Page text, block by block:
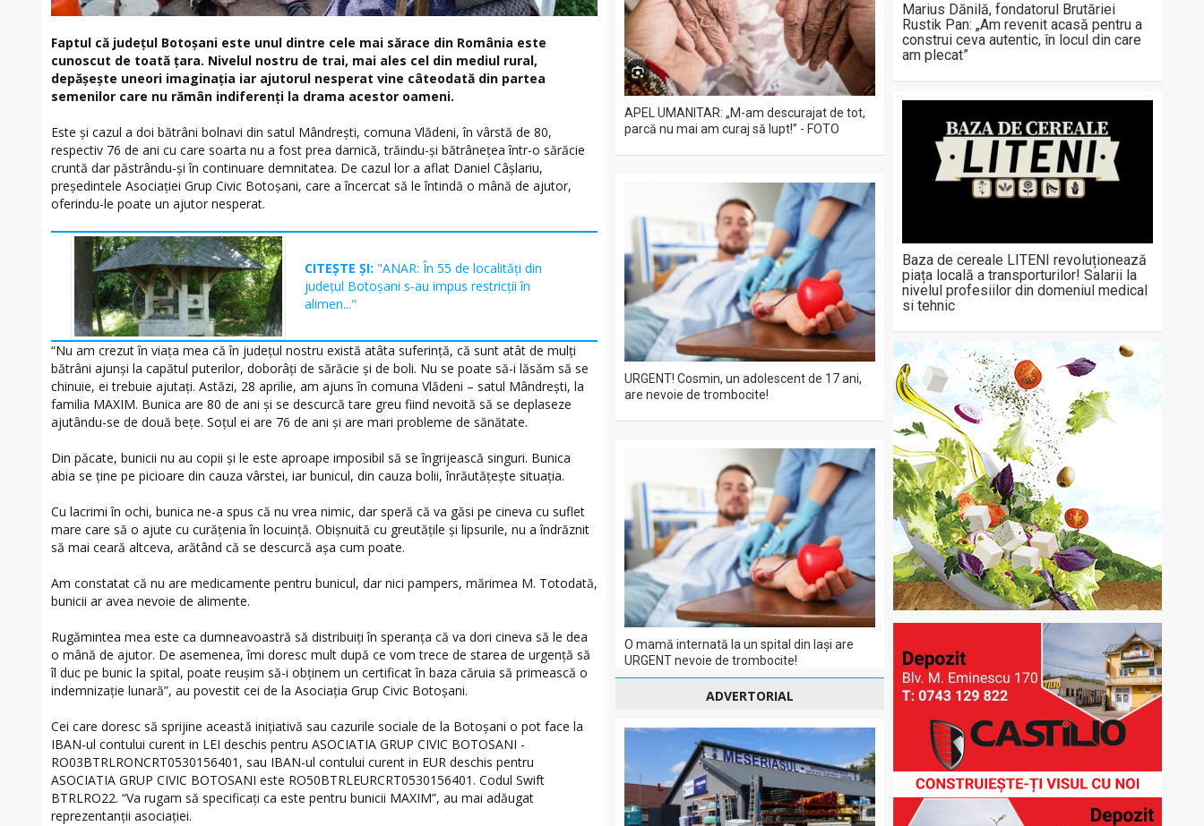
Faptul că județul Botoșani este unul dintre cele mai sărace din România este
cunoscut de toată țara. Nivelul nostru de trai, mai ales cel din mediul rural,
depășește uneori imaginația iar ajutorul nesperat vine câteodată din partea
semenilor care nu rămân indiferenți la drama acestor oameni.
Este și cazul a doi bătrâni bolnavi din satul Mândrești, comuna Vlădeni, în vârstă de 80,
respectiv 76 de ani cu care soarta nu a fost prea darnică, trăindu-și bătrânețea într-o sărăcie
cruntă dar păstrându-și în continuare demnitatea. De cazul lor a aflat Daniel Câșlariu,
președintele Asociației Grup Civic Botoșani, care a încercat să le întindă o mână de ajutor,
oferindu-le poate un ajutor nesperat.
CITEȘTE ȘI: "ANAR: În 55 de localități din
județul Botoșani s-au impus restricții în
alimen..."
“Nu am crezut în viaţa mea că în judeţul nostru există atâta suferinţă, că sunt atât de mulţi
bătrâni ajunşi la capătul puterilor, doborâţi de sărăcie şi de boli. Nu se poate să-i lăsăm să se
chinuie, ei trebuie ajutaţi. Astăzi, 28 aprilie, am ajuns în comuna Vlădeni – satul Mândreşti, la
familia MAXIM. Bunica are 80 de ani şi se descurcă tare greu fiind nevoită să se deplaseze
ajutându-se de două beţe. Soţul ei are 76 de ani şi are mari probleme de sănătate.
Din păcate, bunicii nu au copii și le este aproape imposibil să se îngrijească singuri. Bunica
abia se ţine pe picioare din cauza vârstei, iar bunicul, din cauza bolii, înrăutățește situația.
Cu lacrimi în ochi, bunica ne-a spus că nu vrea nimic, dar speră că va găsi pe cineva cu suflet
mare care să o ajute cu curăţenia în locuinţă. Obişnuită cu greutăţile şi lipsurile, nu a îndrăznit
să mai ceară altceva, arătând că se descurcă aşa cum poate.
Am constatat că nu are medicamente pentru bunicul, dar nici pampers, mărimea M. Totodată,
bunicii ar avea nevoie de alimente.
Rugămintea mea este ca dumneavoastră să distribuiți în speranța că va dori cineva să le dea
o mână de ajutor. De asemenea, îmi doresc mult după ce vom trece de starea de urgenţă să
îl duc pe bunic la spital, poate reuşim să-i obţinem un certificat în baza căruia să primească o
indemnizaţie lunară”, au povestit cei de la Asociația Grup Civic Botoșani.
Cei care doresc să sprijine această inițiativă sau cazurile sociale de la Botoșani o pot face la
IBAN-ul contului curent in LEI deschis pentru ASOCIATIA GRUP CIVIC BOTOSANI -
RO03BTRLRONCRT0530156401, sau IBAN-ul contului curent in EUR deschis pentru
ASOCIATIA GRUP CIVIC BOTOSANI este RO50BTRLEURCRT0530156401. Codul Swift
BTRLRO22. “Va rugam să specificați ca este pentru bunicii MAXIM”, au mai adăugat
reprezentanții asociației.
APEL UMANITAR: „M-am descurajat de tot,
parcă nu mai am curaj să lupt!” - FOTO
URGENT! Cosmin, un adolescent de 17 ani,
are nevoie de trombocite!
O mamă internată la un spital din Iași are
URGENT nevoie de trombocite!
ADVERTORIAL
Marius Dănilă, fondatorul Brutăriei
Rustik Pan: „Am revenit acasă pentru a
construi ceva autentic, în locul din care
am plecat”
Baza de cereale LITENI revoluționează
piața locală a transporturilor! Salarii la
nivelul profesiilor din domeniul medical
si tehnic